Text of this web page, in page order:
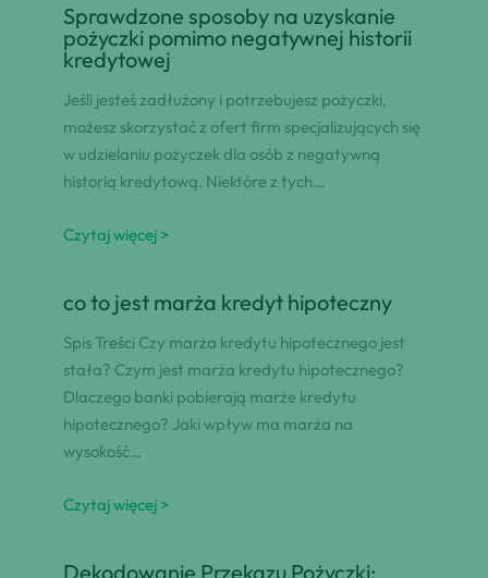
Sprawdzone sposoby na uzyskanie
pożyczki pomimo negatywnej historii
kredytowej
Jeśli jesteś zadłużony i potrzebujesz pożyczki,
możesz skorzystać z ofert firm specjalizujących się
w udzielaniu pożyczek dla osób z negatywną
historią kredytową. Niektóre z tych…
Czytaj więcej >
co to jest marża kredyt hipoteczny
Spis Treści Czy marża kredytu hipotecznego jest
stała? Czym jest marża kredytu hipotecznego?
Dlaczego banki pobierają marże kredytu
hipotecznego? Jaki wpływ ma marża na
wysokość…
Czytaj więcej >
Dekodowanie Przekazu Pożyczki: